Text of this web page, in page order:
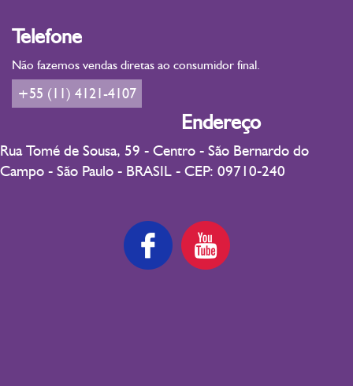
Telefone
Não fazemos vendas diretas ao consumidor final.
+55 (11) 4121-4107
Endereço
Rua Tomé de Sousa, 59 - Centro - São Bernardo do
Campo - São Paulo - BRASIL - CEP: 09710-240